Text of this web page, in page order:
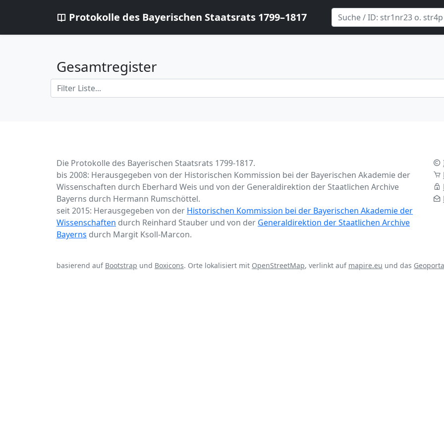
Protokolle des Bayerischen Staatsrats 1799–1817
Gesamtregister
Die Protokolle des Bayerischen Staatsrats 1799-1817.
bis 2008: Herausgegeben von der Historischen Kommission bei der Bayerischen Akademie der
Wissenschaften durch Eberhard Weis und von der Generaldirektion der Staatlichen Archive
Bayerns durch Hermann Rumschöttel.
seit 2015: Herausgegeben von der Historischen Kommission bei der Bayerischen Akademie der
Wissenschaften durch Reinhard Stauber und von der Generaldirektion der Staatlichen Archive
Bayerns durch Margit Ksoll-Marcon.
basierend auf Bootstrap und Boxicons. Orte lokalisiert mit OpenStreetMap, verlinkt auf mapire.eu und das